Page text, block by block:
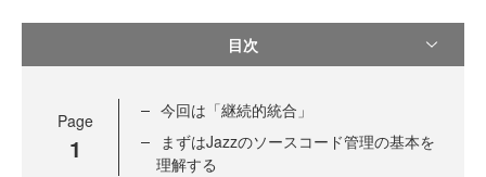
目次
Page
1
今回は「継続的統合」
まずはJazzのソースコード管理の基本を
理解する